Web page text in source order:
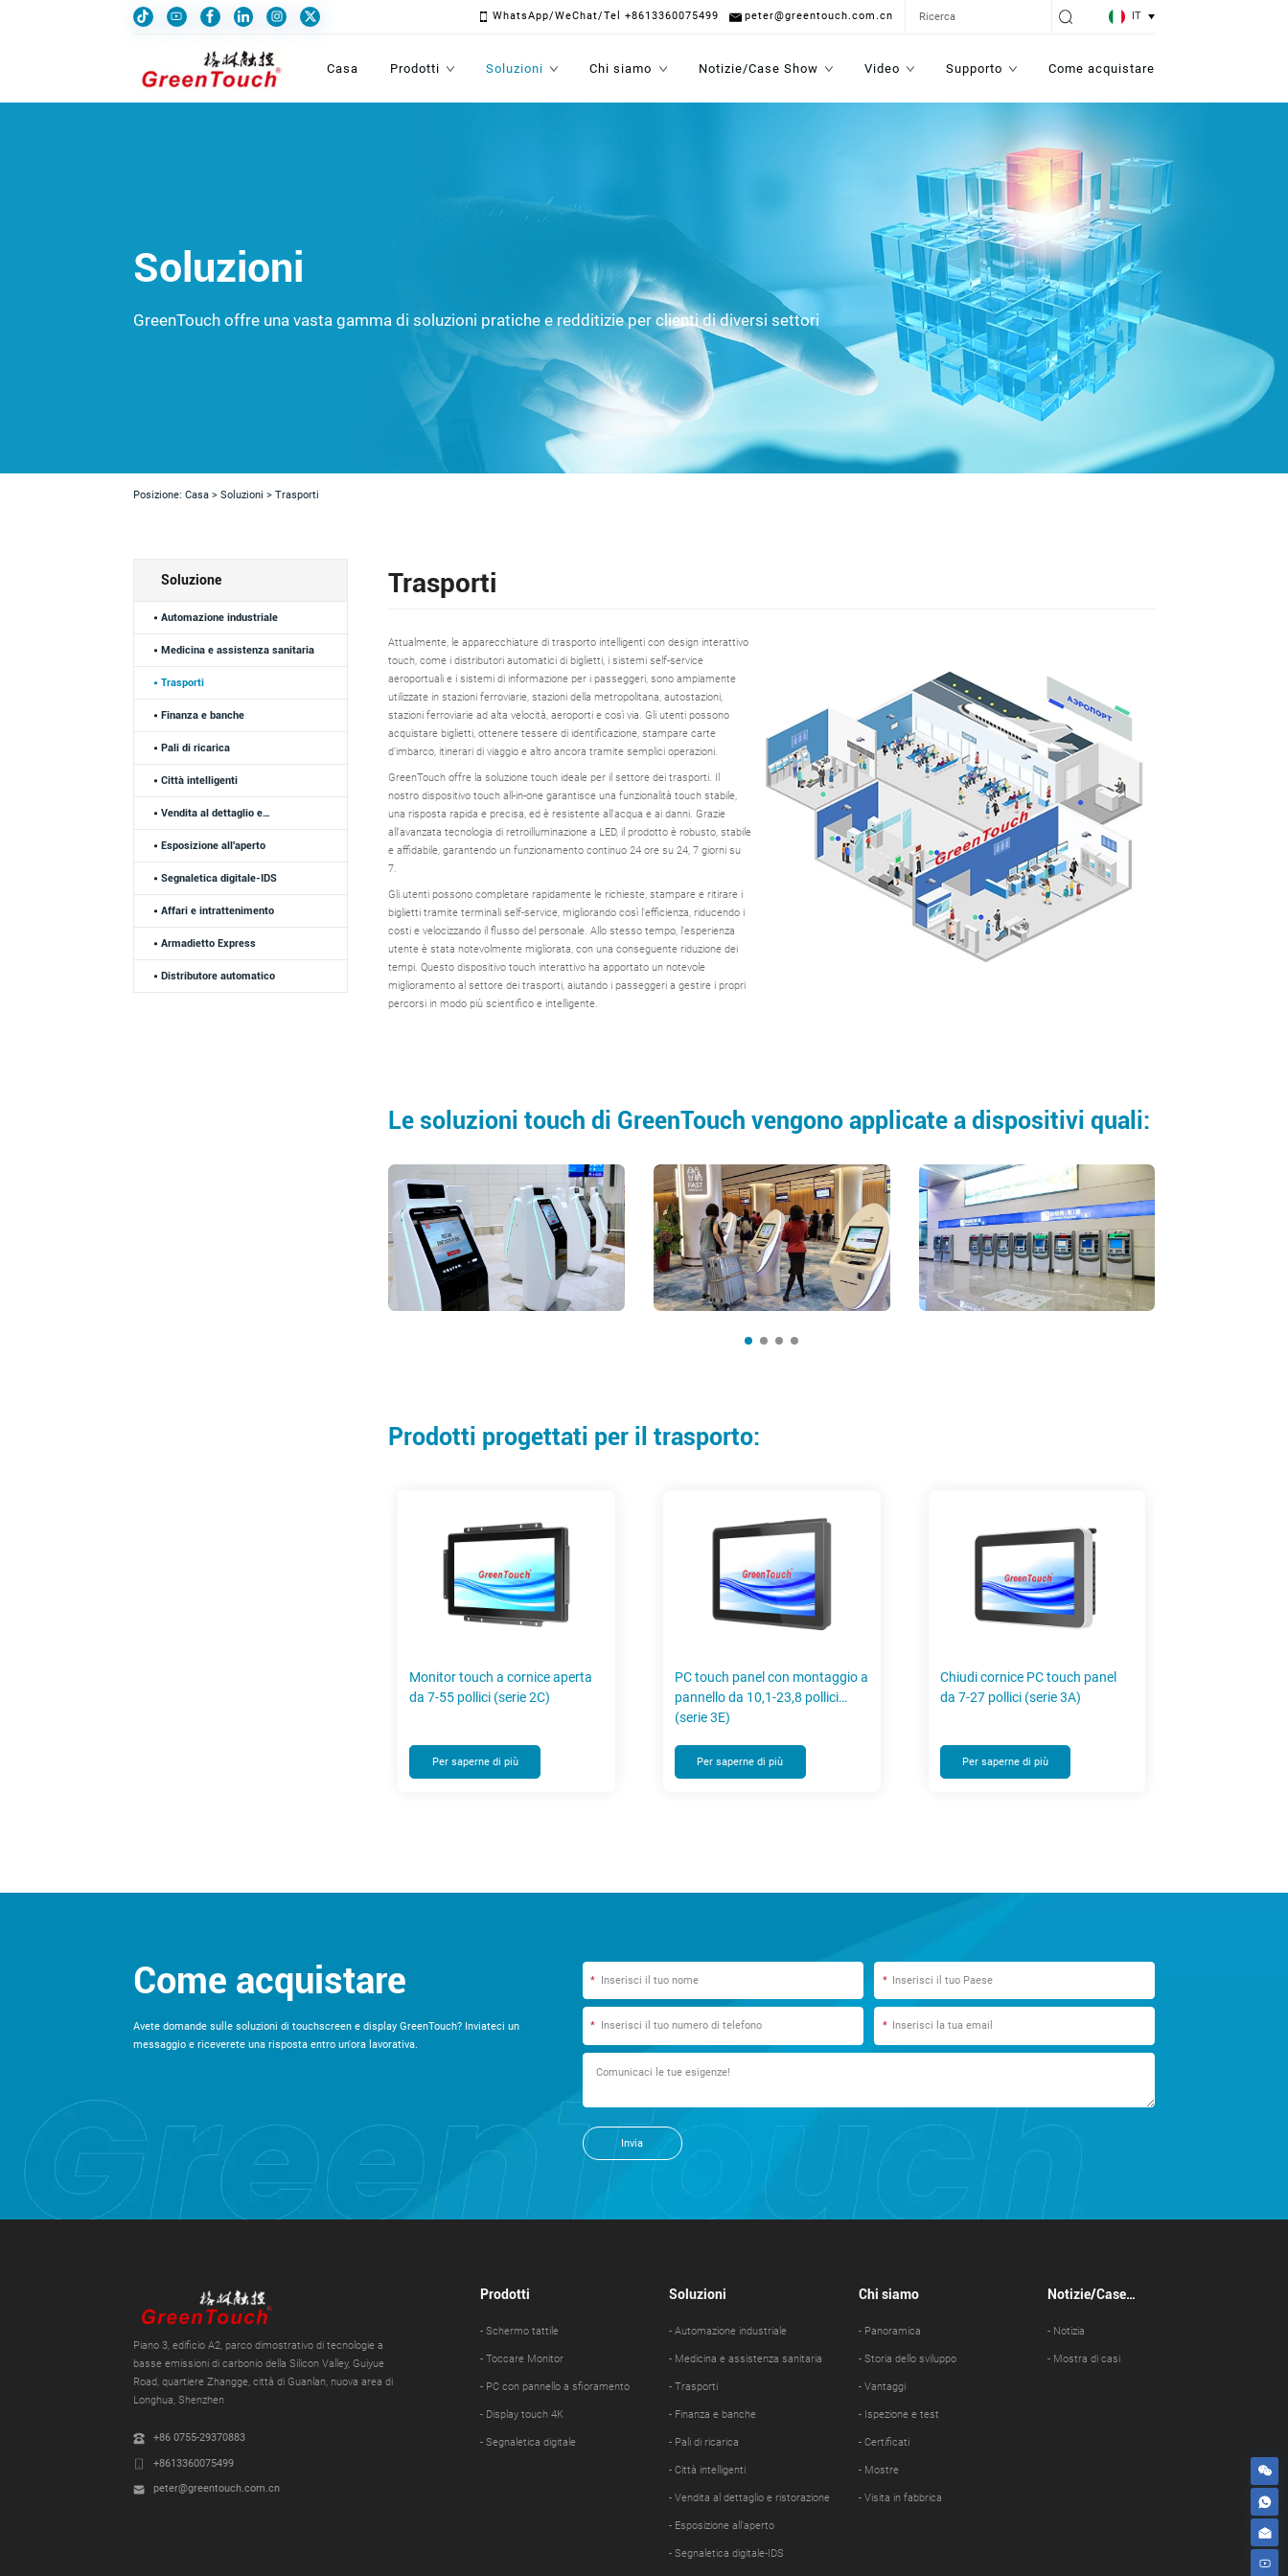
WhatsApp/WeChat/Tel +8613360075499 peter@greentouch.com.cn IT
Casa Prodotti Soluzioni Chi siamo Notizie/Case Show Video Supporto Come acquistare
Soluzioni
GreenTouch offre una vasta gamma di soluzioni pratiche e redditizie per clienti di diversi settori
Posizione: Casa> Soluzioni >Trasporti
Soluzione
Automazione industriale
Medicina e assistenza sanitaria
Trasporti
Finanza e banche
Pali di ricarica
Città intelligenti
Vendita al dettaglio e
ristorazione
Esposizione all'aperto
Segnaletica digitale-IDS
Affari e intrattenimento
Armadietto Express
Distributore automatico
Trasporti
Attualmente, le apparecchiature di trasporto intelligenti con design interattivo
touch, come i distributori automatici di biglietti, i sistemi self-service
aeroportuali e i sistemi di informazione per i passeggeri, sono ampiamente
utilizzate in stazioni ferroviarie, stazioni della metropolitana, autostazioni,
stazioni ferroviarie ad alta velocità, aeroporti e così via. Gli utenti possono
acquistare biglietti, ottenere tessere di identificazione, stampare carte
d'imbarco, itinerari di viaggio e altro ancora tramite semplici operazioni.
GreenTouch offre la soluzione touch ideale per il settore dei trasporti. Il
nostro dispositivo touch all-in-one garantisce una funzionalità touch stabile,
una risposta rapida e precisa, ed è resistente all'acqua e ai danni. Grazie
all'avanzata tecnologia di retroilluminazione a LED, il prodotto è robusto, stabile
e affidabile, garantendo un funzionamento continuo 24 ore su 24, 7 giorni su
7.
Gli utenti possono completare rapidamente le richieste, stampare e ritirare i
biglietti tramite terminali self-service, migliorando così l'efficienza, riducendo i
costi e velocizzando il flusso del personale. Allo stesso tempo, l'esperienza
utente è stata notevolmente migliorata, con una conseguente riduzione dei
tempi. Questo dispositivo touch interattivo ha apportato un notevole
miglioramento al settore dei trasporti, aiutando i passeggeri a gestire i propri
percorsi in modo più scientifico e intelligente.
Le soluzioni touch di GreenTouch vengono applicate a dispositivi quali:
Prodotti progettati per il trasporto:
Monitor touch a cornice aperta
PC touch panel con montaggio a
pannello da 10,1-23,8 pollici
Chiudi cornice PC touch panel
da 7-27 pollici (serie 3A)
Monitor touch a cornice aperta
da 10,1-27 pollici (serie 3C)
Come acquistare
Avete domande sulle soluzioni di touchscreen e display GreenTouch? Inviateci un
messaggio e riceverete una risposta entro un'ora lavorativa.
* *
* *
Invia
Piano 3, edificio A2, parco dimostrativo di tecnologie a
basse emissioni di carbonio della Silicon Valley, Guiyue
Road, quartiere Zhangge, città di Guanlan, nuova area di
Longhua, Shenzhen
+86 0755-29370883
+8613360075499
peter@greentouch.com.cn
Prodotti
- Schermo tattile
- Toccare Monitor
- PC con pannello a sfioramento
- Display touch 4K
- Segnaletica digitale
Soluzioni
- Automazione industriale
- Medicina e assistenza sanitaria
- Trasporti
- Finanza e banche
- Pali di ricarica
- Città intelligenti
- Vendita al dettaglio e ristorazione
- Esposizione all'aperto
- Segnaletica digitale-IDS
Chi siamo
- Panoramica
- Storia dello sviluppo
- Vantaggi
- Ispezione e test
- Certificati
- Mostre
- Visita in fabbrica
Notizie/Case
- Notizia
- Mostra di casi